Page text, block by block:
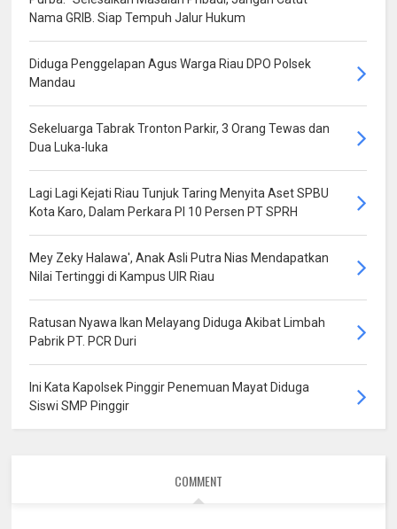
Nama GRIB. Siap Tempuh Jalur Hukum
Diduga Penggelapan Agus Warga Riau DPO Polsek
Mandau
Sekeluarga Tabrak Tronton Parkir, 3 Orang Tewas dan
Dua Luka-luka
Lagi Lagi Kejati Riau Tunjuk Taring Menyita Aset SPBU
Kota Karo, Dalam Perkara PI 10 Persen PT SPRH
Mey Zeky Halawa', Anak Asli Putra Nias Mendapatkan
Nilai Tertinggi di Kampus UIR Riau
Ratusan Nyawa Ikan Melayang Diduga Akibat Limbah
Pabrik PT. PCR Duri
Ini Kata Kapolsek Pinggir Penemuan Mayat Diduga
Siswi SMP Pinggir
COMMENT